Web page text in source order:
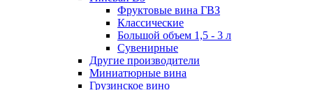
Фруктовые вина ГВЗ
Классические
Большой объем 1,5 - 3 л
Сувенирные
Другие производители
Миниатюрные вина
Грузинское вино